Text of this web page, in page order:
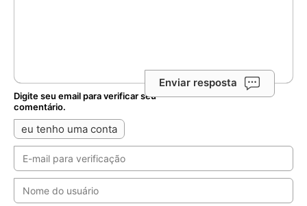
Enviar resposta
Digite seu email para verificar seu
comentário.
eu tenho uma conta